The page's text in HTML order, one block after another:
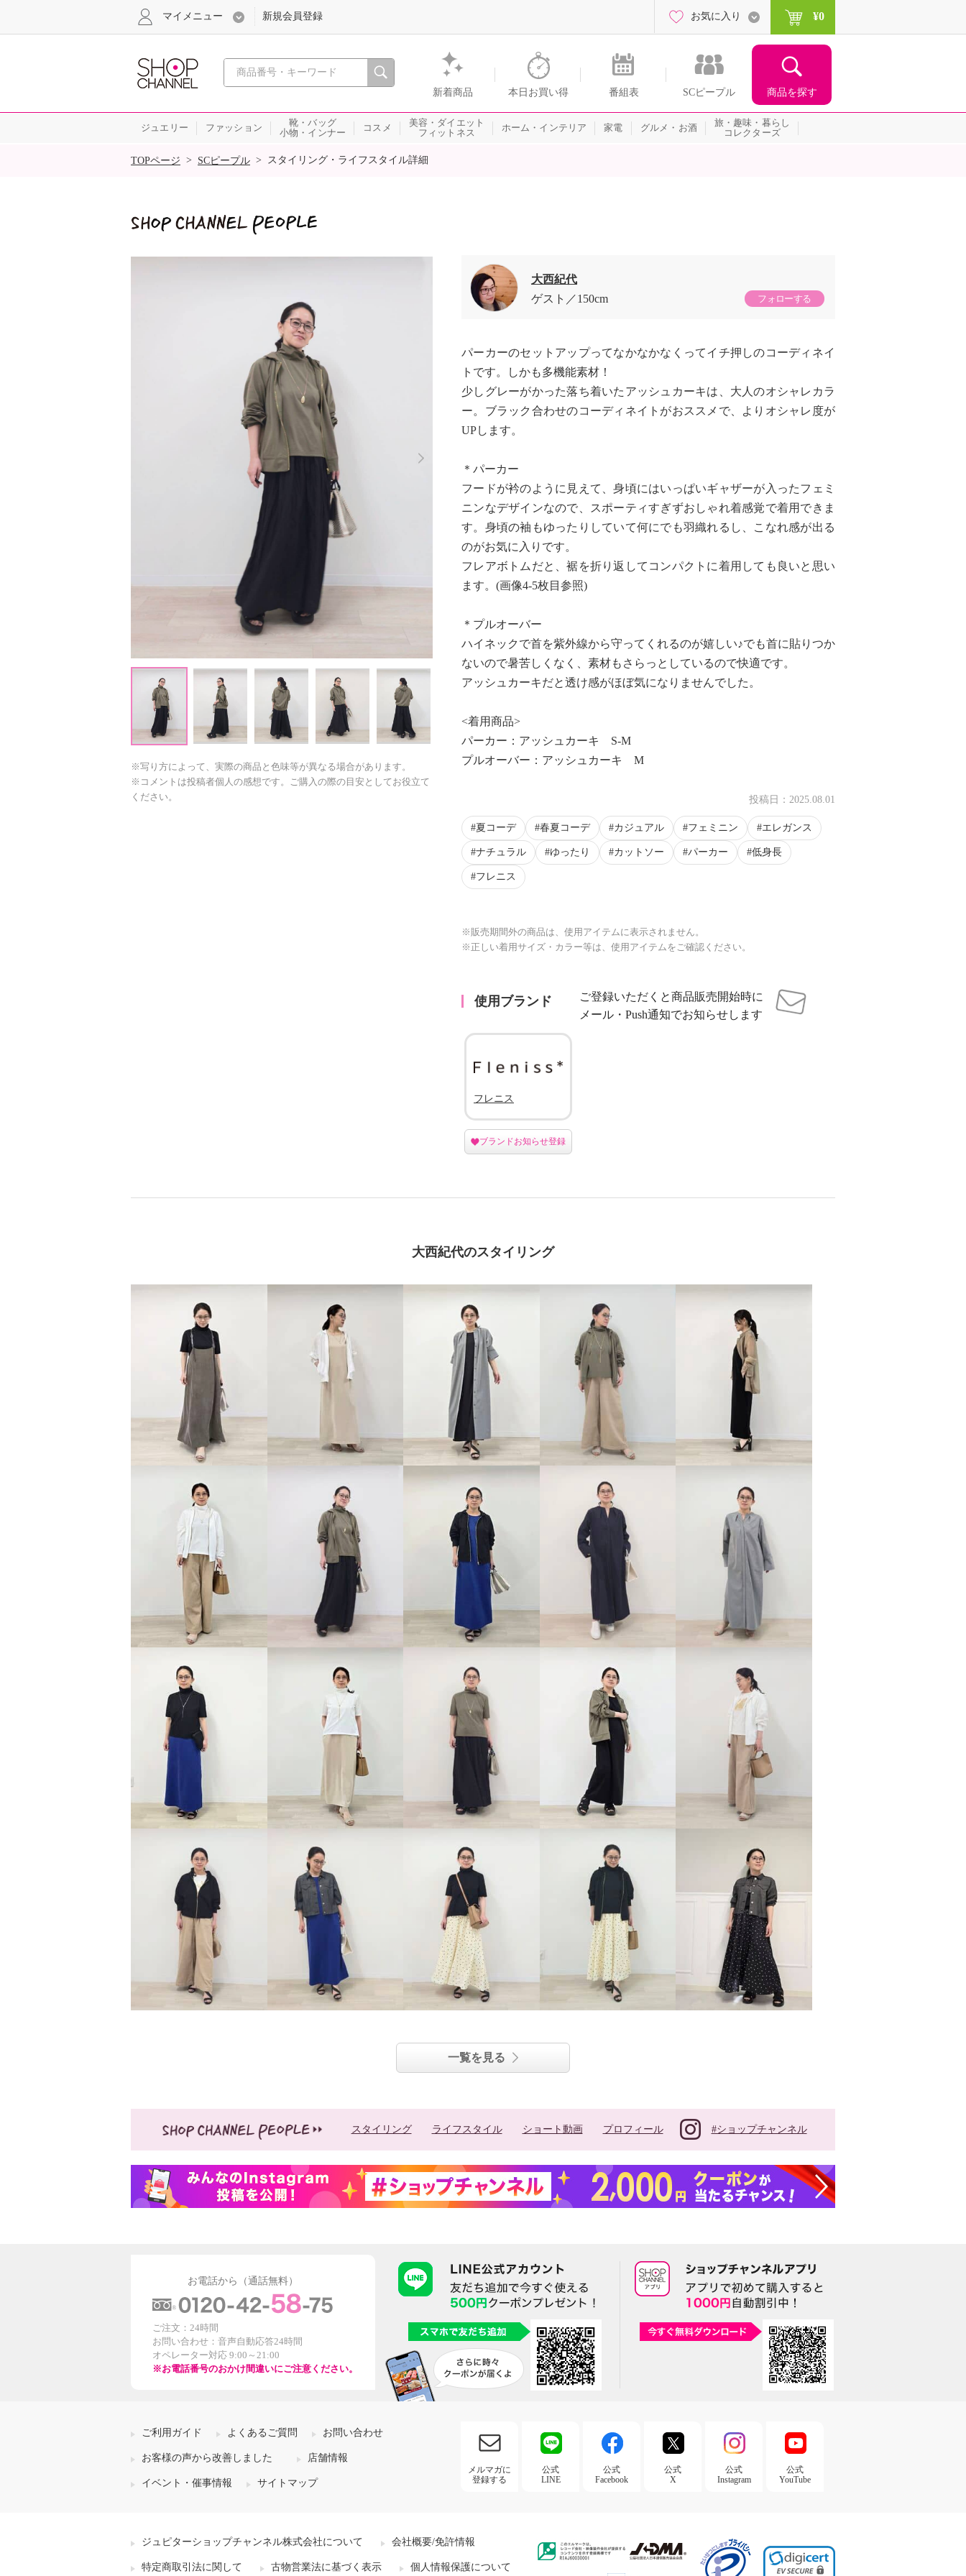
心おどる、瞬間を。通販・テレビショッピングのショップチャンネル
新着商品 本日お買い得 番組表 SCピープル 商品を探す
マイメニュー 新規会員登録 お気に入り ¥0
ジュエリー ファッション
靴・バッグ
小物・インナー
コスメ
美容・ダイエット
フィットネス
ホーム・インテリア 家電 グルメ・お酒
旅・趣味・暮らし
コレクターズ
SALE
TOPページ > SCピープル > スタイリング・ライフスタイル詳細
※写り方によって、実際の商品と色味等が異なる場合があります。
※コメントは投稿者個人の感想です。ご購入の際の目安としてお役立て
ください。
大西紀代
ゲスト
150cm フォローする
パーカーのセットアップってなかなかなくってイチ押しのコーディネイ
トです。しかも多機能素材！
少しグレーがかった落ち着いたアッシュカーキは、大人のオシャレカラ
ー。ブラック合わせのコーディネイトがおススメで、よりオシャレ度が
UPします。
＊パーカー
フードが衿のように見えて、身頃にはいっぱいギャザーが入ったフェミ
ニンなデザインなので、スポーティすぎずおしゃれ着感覚で着用できま
す。身頃の袖もゆったりしていて何にでも羽織れるし、こなれ感が出る
のがお気に入りです。
フレアボトムだと、裾を折り返してコンパクトに着用しても良いと思い
ます。(画像4-5枚目参照)
＊プルオーバー
ハイネックで首を紫外線から守ってくれるのが嬉しい♪でも首に貼りつか
ないので暑苦しくなく、素材もさらっとしているので快適です。
アッシュカーキだと透け感がほぼ気になりませんでした。
<着用商品>
パーカー：アッシュカーキ S-M
プルオーバー：アッシュカーキ M
投稿日： 2025.08.01
夏コーデ 春夏コーデ カジュアル フェミニン エレガンス
ナチュラル ゆったり カットソー パーカー 低身長
フレニス
※販売期間外の商品は、使用アイテムに表示されません。
※正しい着用サイズ・カラー等は、使用アイテムをご確認ください。
使用ブランド
ご登録いただくと商品販売開始時に
メール・Push通知でお知らせします
フレニス
ブランドお知らせ登録
大西紀代のスタイリング
一覧を見る
スタイリング ライフスタイル ショート動画 プロフィール #ショップチャンネル
お電話から（通話無料）
ご注文：24時間
お問い合わせ：音声自動応答24時間
オペレーター対応 9:00～21:00
※お電話番号のおかけ間違いにご注意ください。
ご利用ガイド よくあるご質問 お問い合わせ
お客様の声から改善しました 店舗情報
イベント・催事情報 サイトマップ
メルマガに
登録する
公式
LINE
公式
Facebook
公式
X
公式
Instagram
公式
YouTube
ジュピターショップチャンネル株式会社について 会社概要/免許情報
特定商取引法に関して 古物営業法に基づく表示 個人情報保護について